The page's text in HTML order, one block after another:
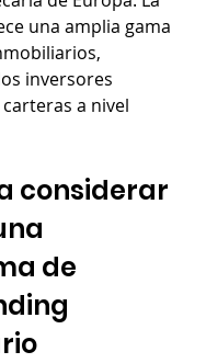
una amplia gama
inversores
a nivel
considerar
de